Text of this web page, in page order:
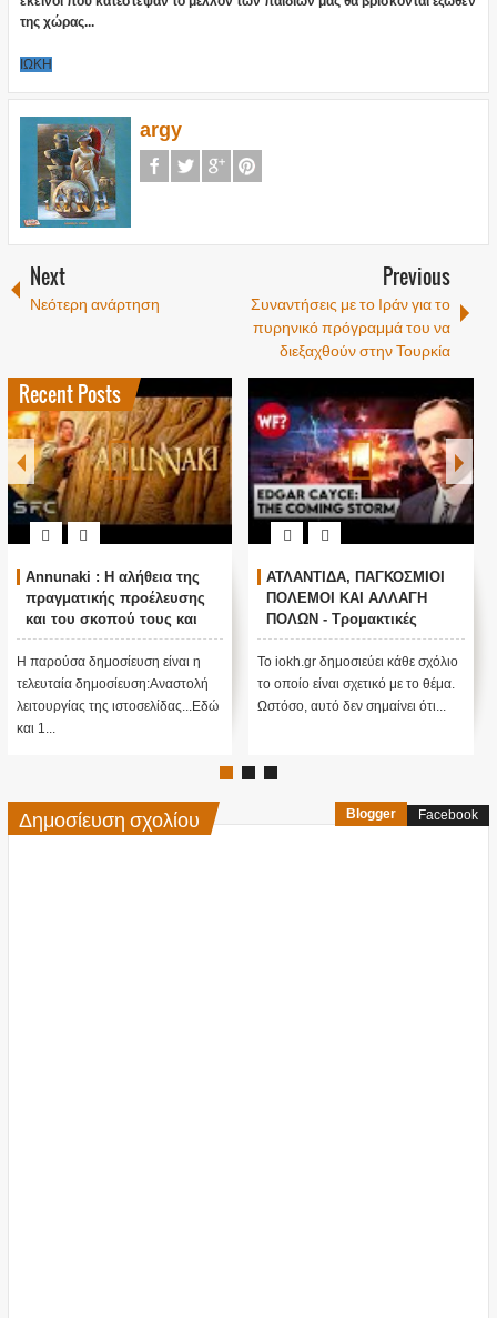
της χώρας...
ΙΩΚΗ
argy
Next
Νεότερη ανάρτηση
Previous
Συναντήσεις με το Ιράν για το
πυρηνικό πρόγραμμά του να
διεξαχθούν στην Τουρκία
Recent Posts
Annunaki : Η αλήθεια της
πραγματικής προέλευσης
και του σκοπού τους και
αναστολή λειτουργίας μας
....
Η παρούσα δημοσίευση είναι η
τελευταία δημοσίευση:Αναστολή
λειτουργίας της ιστοσελίδας...Εδώ
και 1...
ΑΤΛΑΝΤΙΔΑ, ΠΑΓΚΟΣΜΙΟΙ
ΠΟΛΕΜΟΙ ΚΑΙ ΑΛΛΑΓΗ
ΠΟΛΩΝ - Τρομακτικές
προβλέψεις του Edgar
Cayce (Video)
Το iokh.gr δημοσιεύει κάθε σχόλιο
το οποίο είναι σχετικό με το θέμα.
Ωστόσο, αυτό δεν σημαίνει ότι...
Δημοσίευση σχολίου Blogger Facebook